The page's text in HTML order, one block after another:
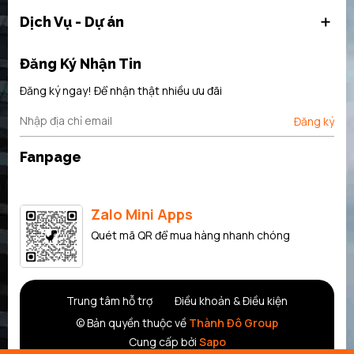
Tích hợp bộ lọc nước.
Hệ thống đa luồng không khí.
Số kệ lớn trên cửa: 3.
MultiBox – kệ đặc biệt trên cánh cửa.
Tủ đông dung tích 163 lít .
Freezing công suất: 10 kg trong 24 giờ.
Số ngăn kéo trong suốt cho thực phẩm đông lạnh: 2.
Số kệ với kính an toàn: 4, bao gồm 2 kệ với chiều cao điều chỉnh
Dịch Vụ - Dự án
Đăng Ký Nhận Tin
Đăng ký ngay! Để nhận thật nhiều ưu đãi
Đăng ký
Fanpage
Zalo Mini Apps
Quét mã QR để mua hàng nhanh chóng
Trung tâm hỗ trợ
Điều khoản & Điều kiện
© Bản quyền thuộc về Thành Đô Group
Cung cấp bởi Sapo